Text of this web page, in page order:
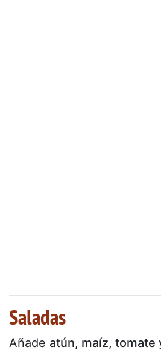
Saladas
Añade atún, maíz, tomate